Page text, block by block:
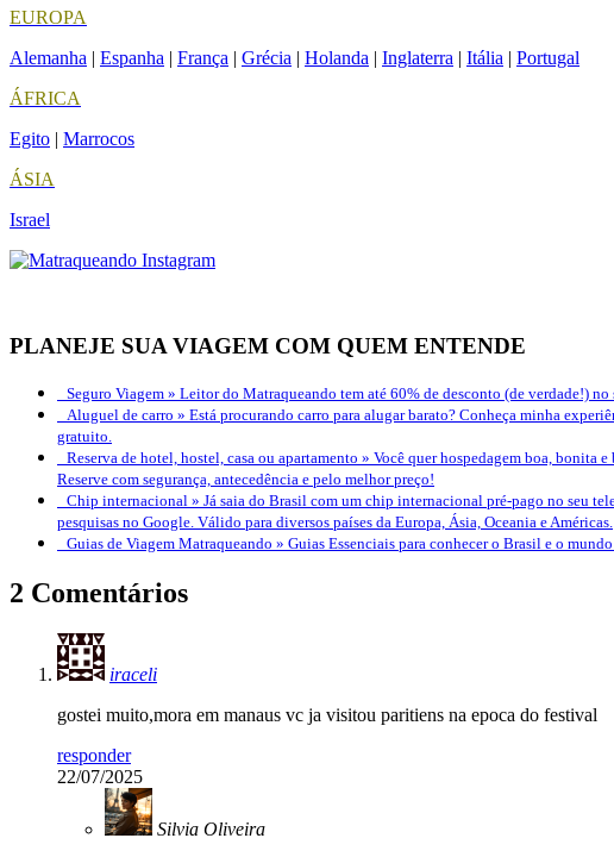
EUROPA
Alemanha | Espanha | França | Grécia | Holanda | Inglaterra | Itália | Portugal
ÁFRICA
Egito | Marrocos
ÁSIA
Israel
PLANEJE SUA VIAGEM COM QUEM ENTENDE
Seguro Viagem » Leitor do Matraqueando tem até 60% de desconto (de verdade!)
Aluguel de carro » Está procurando carro para alugar barato? Conheça minha
gratuito.
Reserva de hotel, hostel, casa ou apartamento » Você quer hospedagem boa, bonita
Reserve com segurança, antecedência e pelo melhor preço!
Chip internacional » Já saia do Brasil com um chip internacional pré-pago no seu
pesquisas no Google. Válido para diversos países da Europa, Ásia, Oceania e Américas.
Guias de Viagem Matraqueando » Guias Essenciais para conhecer o Brasil e o
2 Comentários
iraceli
gostei muito,mora em manaus vc ja visitou paritiens na epoca do festival
responder
22/07/2025
Silvia Oliveira